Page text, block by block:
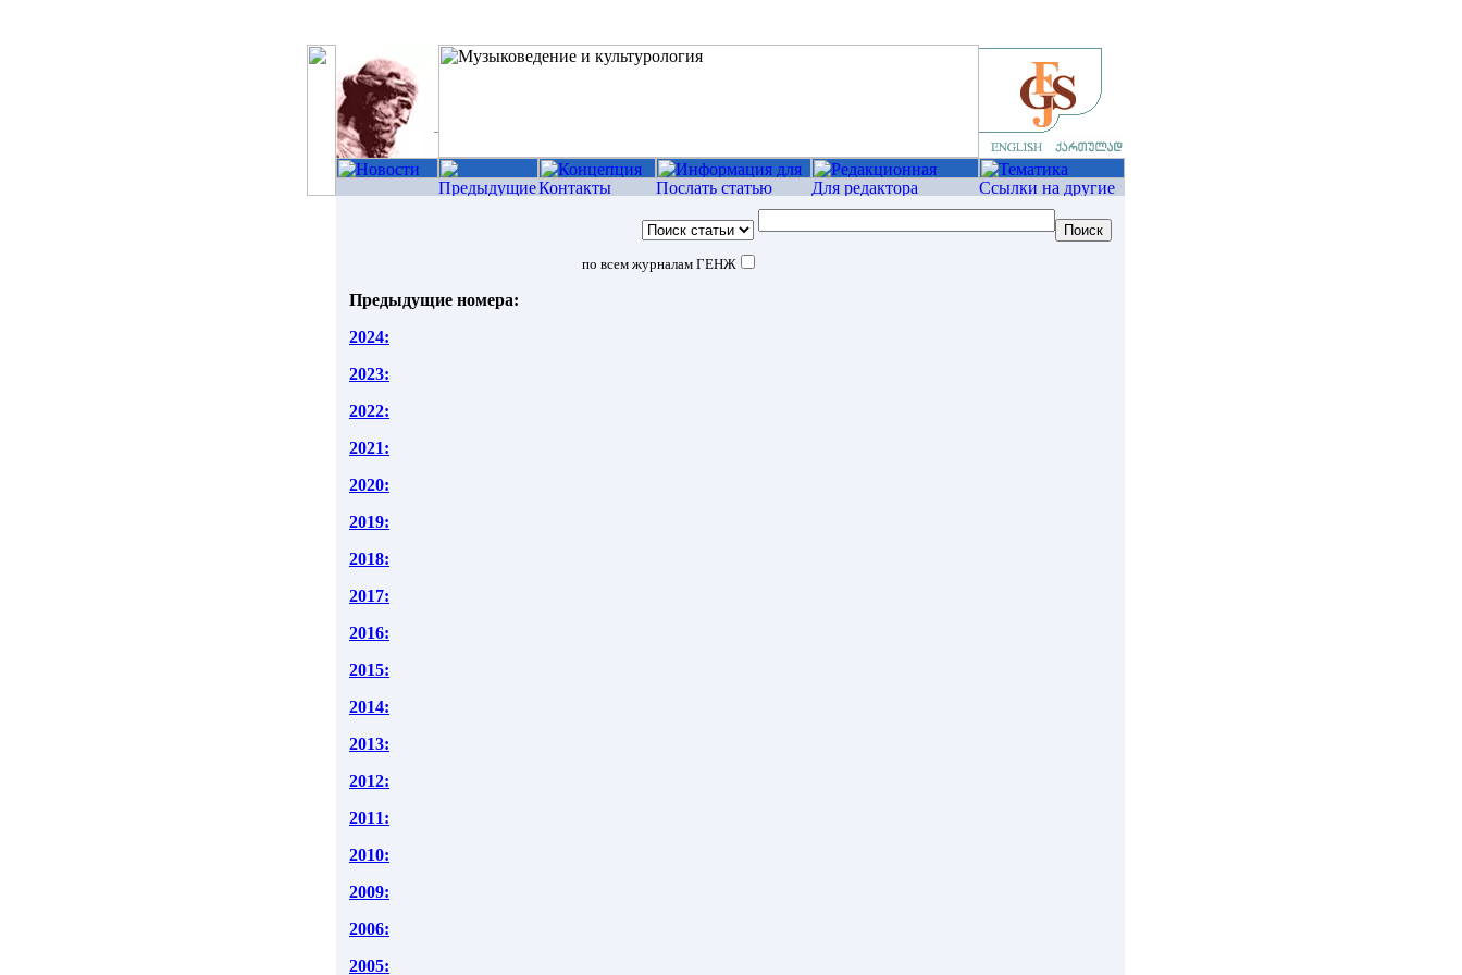
по всем журналам ГЕНЖ
Предыдущие номера:
2024:
2023:
2022:
2021:
2020:
2019:
2018:
2017:
2016:
2015:
2014:
2013:
2012:
2011:
2010:
2009:
2006:
2005: